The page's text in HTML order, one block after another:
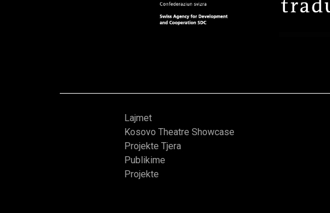
Lajmet
Kosovo Theatre Showcase
Projekte Tjera
Publikime
Projekte